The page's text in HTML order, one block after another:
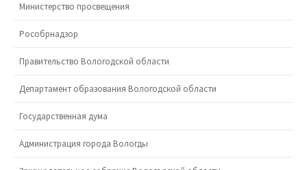
Министерство просвещения
Рособрнадзор
Правительство Вологодской области
Департамент образования Вологодской области
Государственная дума
Администрация города Вологды